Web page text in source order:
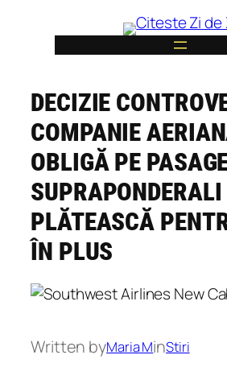
content
DECIZIE
COMPANIE
OBLIGĂ PE
PLĂTEASCĂ
ÎN PLUS
Written byMaria MinStiri
6